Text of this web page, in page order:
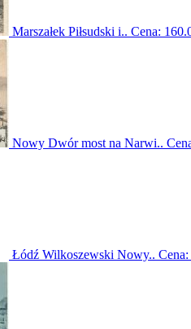
Marszałek Piłsudski i.. Cena:
Nowy Dwór most na Narwi..
Łódź Wilkoszewski Nowy.. Cena: